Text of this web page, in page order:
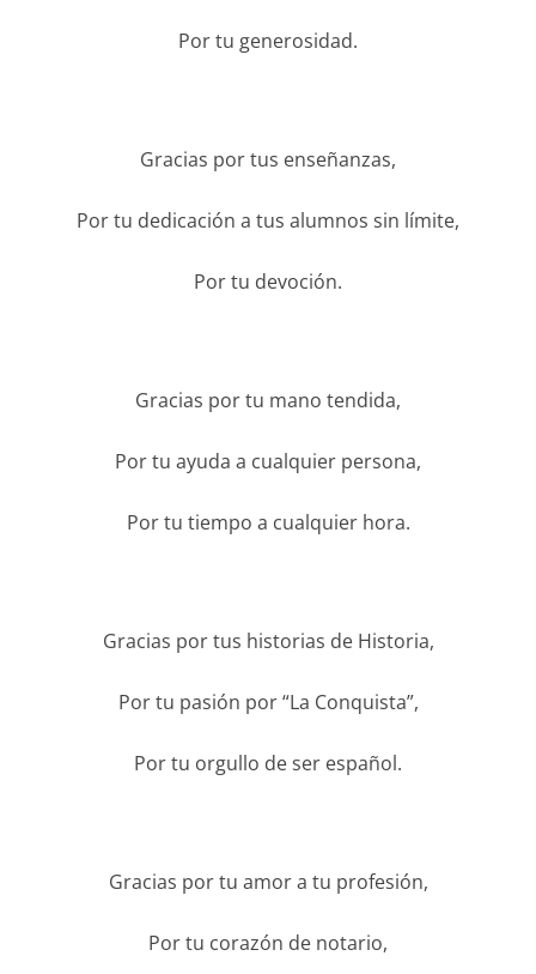
Por tu generosidad.
Gracias por tus enseñanzas,
Por tu dedicación a tus alumnos sin límite,
Por tu devoción.
Gracias por tu mano tendida,
Por tu ayuda a cualquier persona,
Por tu tiempo a cualquier hora.
Gracias por tus historias de Historia,
Por tu pasión por “La Conquista”,
Por tu orgullo de ser español.
Gracias por tu amor a tu profesión,
Por tu corazón de notario,